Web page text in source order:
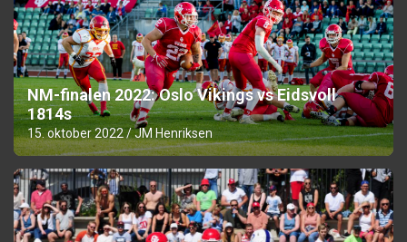
NM-finalen 2022: Oslo Vikings vs Eidsvoll
1814s
15. oktober 2022 JM Henriksen